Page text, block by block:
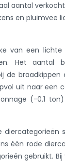
aantal
en pluimvee
van een lichte
Het aantal
de
uit naar een
(-0,1
één rode
gebruikt.